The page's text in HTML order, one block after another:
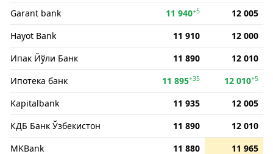
Garant bank
11 940+5
12 005
Hayot Bank
11 910
12 000
Ипак Йўли Банк
11 890
12 010
Ипотека банк
11 895+35 12 010+5
Kapitalbank 11 935
12 005
КДБ Банк Ўзбекистон
11 890
12 010
MKBank
11 880
11 965